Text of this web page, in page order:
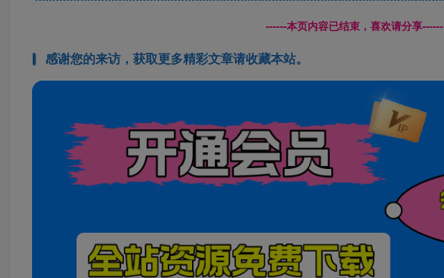
------本页内容已结束，喜欢请分享------
感谢您的来访，获取更多精彩文章请收藏本站。